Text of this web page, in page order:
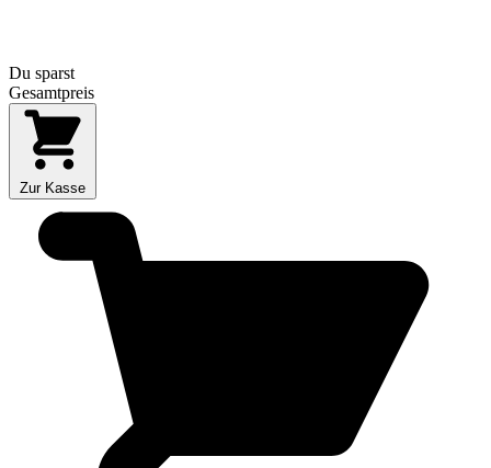
Du sparst
Gesamtpreis
Zur Kasse